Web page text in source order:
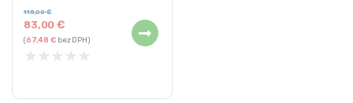
83,00€
115,00€
(67,48€bez DPH)
★ ★ ★ ★ ★